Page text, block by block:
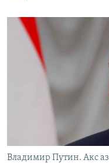
Владимир Путин. Акс